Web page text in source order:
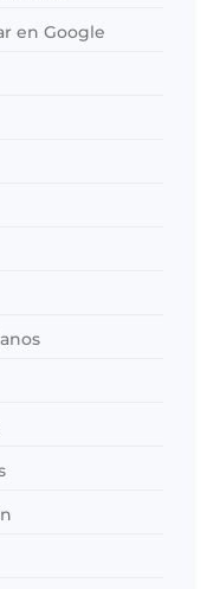
en Google